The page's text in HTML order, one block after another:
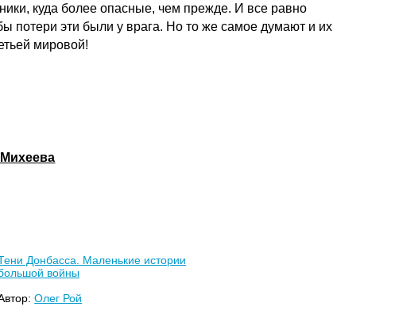
куда более опасные, чем прежде. И все равно
потери эти были у врага. Но то же самое думают и их
мировой!
Донбасса. Маленькие истории
войны
Олег Рой